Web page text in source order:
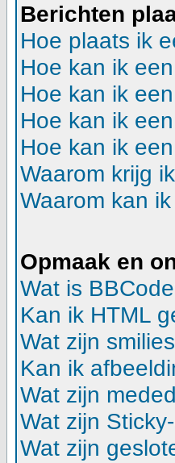
Berichten
Hoe plaats ik
Hoe kan ik
Hoe kan ik
Hoe kan ik
Hoe kan ik
Waarom krijg
Waarom kan
Opmaak en
Wat is
Kan ik HTML
Wat zijn
Kan ik
Wat zijn
Wat zijn
Wat zijn